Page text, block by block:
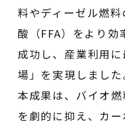
料やディーゼル燃
酸（FFA）をより効
成功し、産業利用
場」を実現しました
本成果は、バイオ
を劇的に抑え、カ